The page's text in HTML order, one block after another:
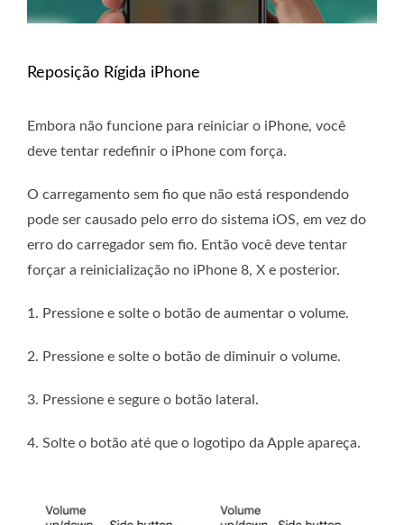
Reposição Rígida iPhone
Embora não funcione para reiniciar o iPhone, você
deve tentar redefinir o iPhone com força.
O carregamento sem fio que não está respondendo
pode ser causado pelo erro do sistema iOS, em vez do
erro do carregador sem fio. Então você deve tentar
forçar a reinicialização no iPhone 8, X e posterior.
1. Pressione e solte o botão de aumentar o volume.
2. Pressione e solte o botão de diminuir o volume.
3. Pressione e segure o botão lateral.
4. Solte o botão até que o logotipo da Apple apareça.